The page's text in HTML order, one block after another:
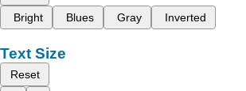
Bright
Blues Gray Inverted
Text Size
Reset